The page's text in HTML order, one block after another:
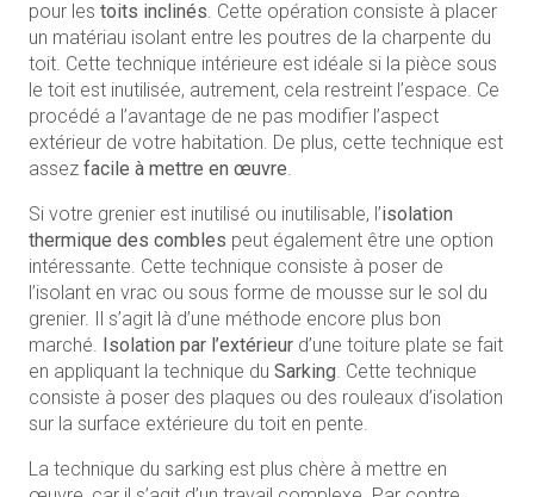
pour les toits inclinés. Cette opération consiste à placer
un matériau isolant entre les poutres de la charpente du
toit. Cette technique intérieure est idéale si la pièce sous
le toit est inutilisée, autrement, cela restreint l’espace. Ce
procédé a l’avantage de ne pas modifier l’aspect
extérieur de votre habitation. De plus, cette technique est
assez facile à mettre en œuvre.
Si votre grenier est inutilisé ou inutilisable, l’isolation
thermique des combles peut également être une option
intéressante. Cette technique consiste à poser de
l’isolant en vrac ou sous forme de mousse sur le sol du
grenier. Il s’agit là d’une méthode encore plus bon
marché. Isolation par l’extérieur d’une toiture plate se fait
en appliquant la technique du Sarking. Cette technique
consiste à poser des plaques ou des rouleaux d’isolation
sur la surface extérieure du toit en pente.
La technique du sarking est plus chère à mettre en